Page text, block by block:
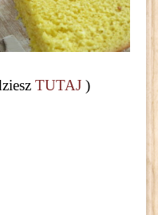
TUTAJ )